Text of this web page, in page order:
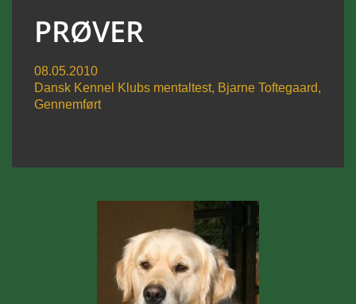
PRØVER
08.05.2010
Dansk Kennel Klubs mentaltest, Bjarne Toftegaard,
Gennemført